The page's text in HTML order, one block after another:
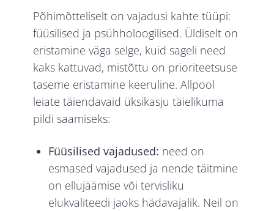
Põhimõtteliselt on vajadusi kahte tüüpi:
füüsilised ja psühholoogilised. Üldiselt on
eristamine väga selge, kuid sageli need
kaks kattuvad, mistõttu on prioriteetsuse
taseme eristamine keeruline. Allpool
leiate täiendavaid üksikasju täielikuma
pildi saamiseks:
Füüsilised vajadused: need on
esmased vajadused ja nende täitmine
on ellujäämise või tervisliku
elukvaliteedi jaoks hädavajalik. Neil on